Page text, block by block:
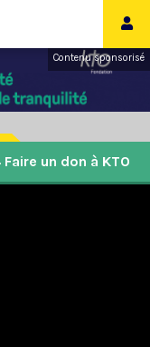
Contenu sponsorisé
Faire un don à KTO